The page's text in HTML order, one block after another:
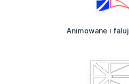
Animowane i